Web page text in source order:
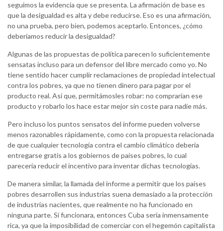
seguimos la evidencia que se presenta. La afirmación de base es
que la desigualdad es alta y debe reducirse. Eso es una afirmación,
no una prueba, pero bien, podemos aceptarlo. Entonces, ¿cómo
deberíamos reducir la desigualdad?
Algunas de las propuestas de política parecen lo suficientemente
sensatas incluso para un defensor del libre mercado como yo. No
tiene sentido hacer cumplir reclamaciones de propiedad intelectual
contra los pobres, ya que no tienen dinero para pagar por el
producto real. Así que, permitámosles robar: no comprarían ese
producto y robarlo los hace estar mejor sin coste para nadie más.
Pero incluso los puntos sensatos del informe pueden volverse
menos razonables rápidamente, como con la propuesta relacionada
de que cualquier tecnología contra el cambio climático debería
entregarse gratis a los gobiernos de países pobres, lo cual
parecería reducir el incentivo para inventar dichas tecnologías.
De manera similar, la llamada del informe a permitir que los países
pobres desarrollen sus industrias suena demasiado a la protección
de industrias nacientes, que realmente no ha funcionado en
ninguna parte. Si funcionara, entonces Cuba sería inmensamente
rica, ya que la imposibilidad de comerciar con el hegemón capitalista